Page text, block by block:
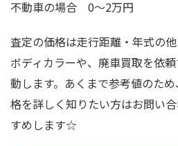
不動車の場合 0～2万円
査定の価格は走行距離・年式の他
ボディカラーや、廃車買取を依
動します。あくまで参考値のた
格を詳しく知りたい方はお問い
すめします☆